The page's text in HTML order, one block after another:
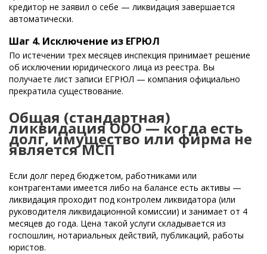
кредитор не заявил о себе — ликвидация завершается
автоматически.
Шаг 4. Исключение из ЕГРЮЛ
По истечении трех месяцев инспекция принимает решение
об исключении юридического лица из реестра. Вы
получаете лист записи ЕГРЮЛ — компания официально
прекратила существование.
Общая (стандартная)
ликвидация ООО — когда есть
долг, имущество или фирма не
является МСП
Если долг перед бюджетом, работниками или
контрагентами имеется либо на балансе есть активы —
ликвидация проходит под контролем ликвидатора (или
руководителя ликвидационной комиссии) и занимает от 4
месяцев до года. Цена такой услуги складывается из
госпошлин, нотариальных действий, публикаций, работы
юристов.